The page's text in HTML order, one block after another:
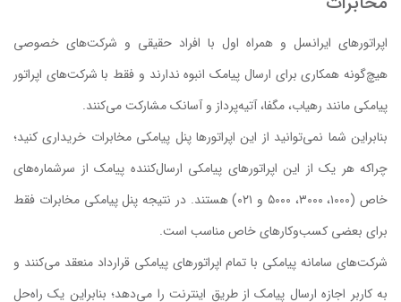
اپراتورهای ایرانسل و همراه اول با افراد حقیقی و شرکت‌های خصوصی
هیچ‌گونه همکاری برای ارسال پیامک انبوه ندارند و فقط با شرکت‌های اپراتور
پیامکی مانند رهیاب، مگفا، آتیه‌پرداز و آسانک مشارکت می‌کنند.
بنابراین شما نمی‌توانید از این اپراتورها پنل پیامکی مخابرات خریداری کنید؛
چراکه هر یک از این اپراتورهای پیامکی ارسال‌کننده پیامک از سرشماره‌های
خاص (۱۰۰۰، ۳۰۰۰، ۵۰۰۰ و ۰۲۱) هستند. در نتیجه پنل پیامکی مخابرات فقط
برای بعضی کسب‌وکارهای خاص مناسب است.
شرکت‌های سامانه پیامکی با تمام اپراتورهای پیامکی قرارداد منعقد می‌کنند و
به کاربر اجازه ارسال پیامک از طریق اینترنت را می‌دهد؛ بنابراین یک راه‌حل